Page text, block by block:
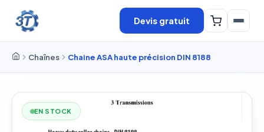
Devis gratuit
Chaînes Chaine ASA haute précision DIN 8188
EN STOCK